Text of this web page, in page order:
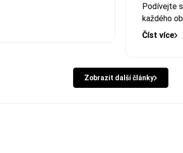
Podívejte
každého
Číst více
Zobrazit další články